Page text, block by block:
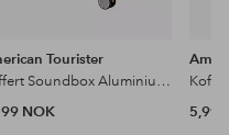
Tourister
Koffert Soundbox Aluminium 77 Large Bronze
NOK